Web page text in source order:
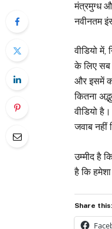
मंत्रमुग्ध
नवीनतम
वीडियो
के लिए सब
और इसमें
कितना
वीडियो
जवाब नहीं
उम्मीद है
है कि
Share this: